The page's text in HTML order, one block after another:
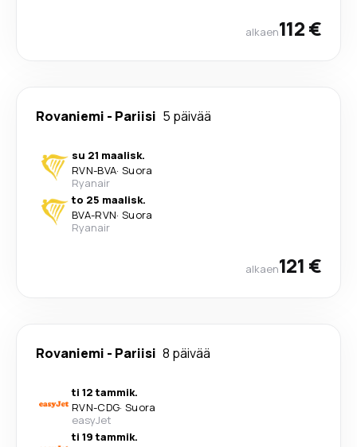
alkaen112 €
Rovaniemi - Pariisi 5 päivää
su 21 maalisk.
RVN-BVA· Suora
Ryanair
to 25 maalisk.
BVA-RVN· Suora
Ryanair
alkaen121 €
Rovaniemi - Pariisi 8 päivää
ti 12 tammik.
RVN-CDG· Suora
easyJet
ti 19 tammik.